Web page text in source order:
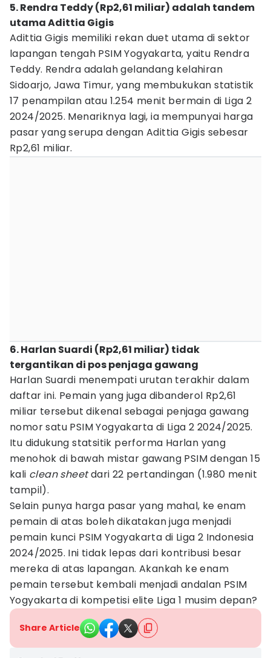
5. Rendra Teddy (Rp2,61 miliar) adalah tandem
utama Adittia Gigis
Adittia Gigis memiliki rekan duet utama di sektor
lapangan tengah PSIM Yogyakarta, yaitu Rendra
Teddy. Rendra adalah gelandang kelahiran
Sidoarjo, Jawa Timur, yang membukukan statistik
17 penampilan atau 1.254 menit bermain di Liga 2
2024/2025. Menariknya lagi, ia mempunyai harga
pasar yang serupa dengan Adittia Gigis sebesar
Rp2,61 miliar.
6. Harlan Suardi (Rp2,61 miliar) tidak
tergantikan di pos penjaga gawang
Harlan Suardi menempati urutan terakhir dalam
daftar ini. Pemain yang juga dibanderol Rp2,61
miliar tersebut dikenal sebagai penjaga gawang
nomor satu PSIM Yogyakarta di Liga 2 2024/2025.
Itu didukung statsitik performa Harlan yang
menohok di bawah mistar gawang PSIM dengan 15
kali clean sheetdari 22 pertandingan (1.980 menit
tampil).
Selain punya harga pasar yang mahal, ke enam
pemain di atas boleh dikatakan juga menjadi
pemain kunci PSIM Yogyakarta di Liga 2 Indonesia
2024/2025. Ini tidak lepas dari kontribusi besar
mereka di atas lapangan. Akankah ke enam
pemain tersebut kembali menjadi andalan PSIM
Yogyakarta di kompetisi elite Liga 1 musim depan?
Share Article